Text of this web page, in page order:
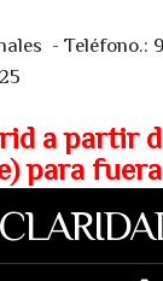
- Teléfono.:
a partir
para